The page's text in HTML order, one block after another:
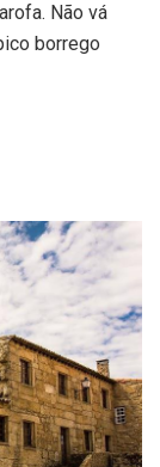
Não vá
borrego